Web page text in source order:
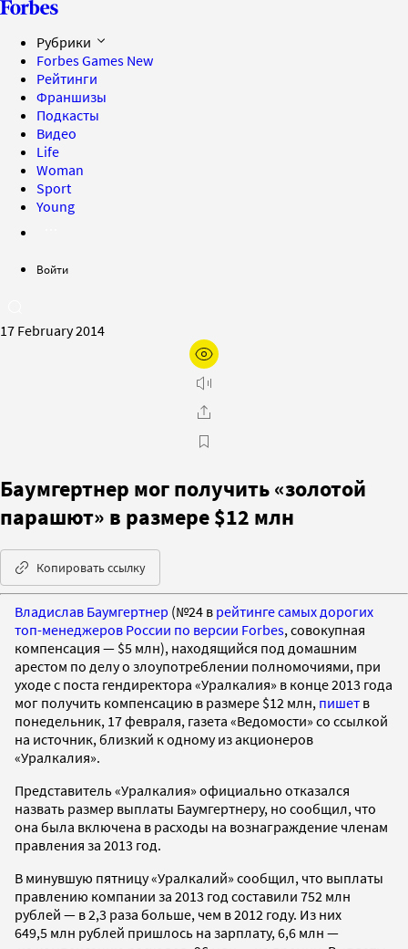
Рубрики
Forbes Games New
Рейтинги
Франшизы
Подкасты
Видео
Life
Woman
Sport
Young
Войти
17 February 2014
Баумгертнер мог получить «золотой
парашют» в размере $12 млн
Копировать ссылку
Владислав Баумгертнер (№24 в рейтинге самых дорогих
топ-менеджеров России по версии Forbes, совокупная
компенсация — $5 млн), находящийся под домашним
арестом по делу о злоупотреблении полномочиями, при
уходе с поста гендиректора «Уралкалия» в конце 2013 года
мог получить компенсацию в размере $12 млн, пишет в
понедельник, 17 февраля, газета «Ведомости» со ссылкой
на источник, близкий к одному из акционеров
«Уралкалия».
Представитель «Уралкалия» официально отказался
назвать размер выплаты Баумгертнеру, но сообщил, что
она была включена в расходы на вознаграждение членам
правления за 2013 год.
В минувшую пятницу «Уралкалий» сообщил, что выплаты
правлению компании за 2013 год составили 752 млн
рублей — в 2,3 раза больше, чем в 2012 году. Из них
649,5 млн рублей пришлось на зарплату, 6,6 млн —